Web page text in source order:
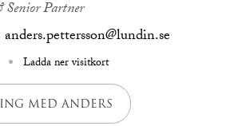
Partner
anders.pettersson@lundin.se
Ladda ner visitkort
MED ANDERS